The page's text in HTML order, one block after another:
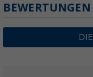
BEWERTUNGEN